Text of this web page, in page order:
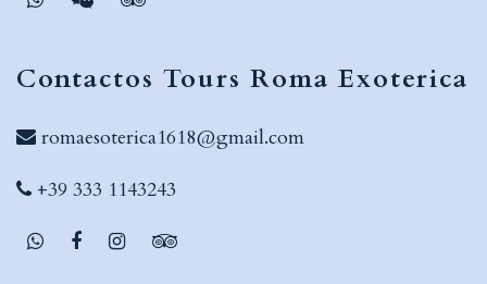
Contactos Tours Roma Exoterica
romaesoterica1618@gmail.com
+39 333 1143243